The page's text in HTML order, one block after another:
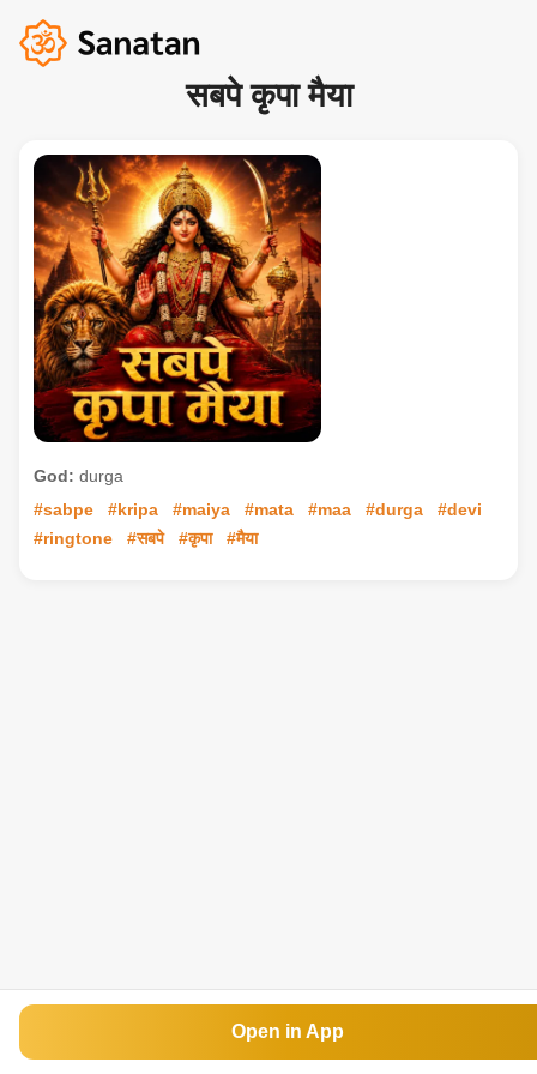
सबपे कृपा मैया
God: durga
#sabpe
#kripa #maiya #mata #maa #durga
#devi
#ringtone
#सबपे #कृपा #मैया
Open in App